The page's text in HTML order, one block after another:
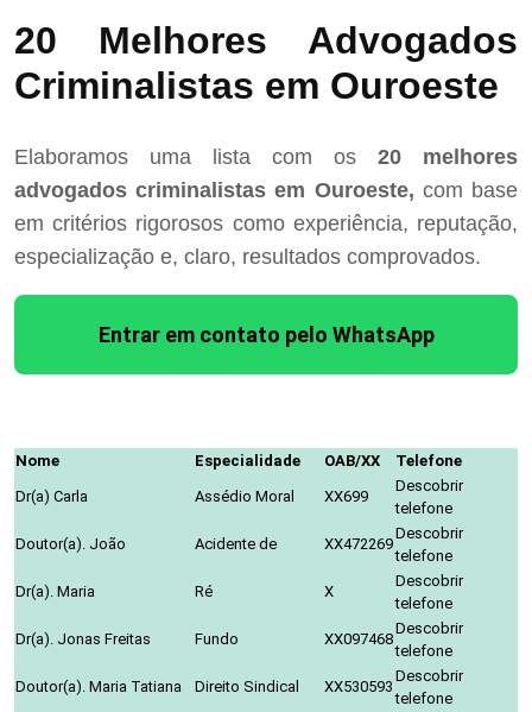
20 Melhores Advogados
Criminalistas em Ouroeste
Elaboramos uma lista com os 20 melhores
advogados criminalistas em Ouroeste, com base
em critérios rigorosos como experiência, reputação,
especialização e, claro, resultados comprovados.
Entrar em contato pelo WhatsApp
Nome Especialidade OAB/XX
Telefone
Dr(a) Carla
Assédio Moral XX699
Descobrir
telefone
Doutor(a). João
Acidente de XX472269
Descobrir
telefone
Dr(a). Maria
Ré X
Descobrir
telefone
Dr(a). Jonas Freitas
Fundo XX097468
Descobrir
telefone
Doutor(a). Maria Tatiana
Direito Sindical XX530593
Descobrir
telefone